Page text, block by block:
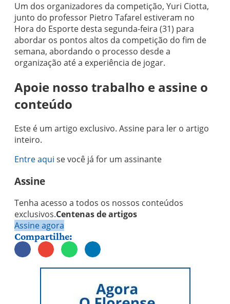
Um dos organizadores da competição, Yuri Ciotta,
junto do professor Pietro Tafarel estiveram no
Hora do Esporte desta segunda-feira (31) para
abordar os pontos altos da competição do fim de
semana, abordando o processo desde a
organização até a experiência de jogar.
Apoie nosso trabalho e assine o
conteúdo
Este é um artigo exclusivo. Assine para ler o artigo
inteiro.
Entre aqui se você já for um assinante
Assine
Tenha acesso a todos os nossos conteúdos
exclusivos.Centenas de artigos
Assine agora
Compartilhe: